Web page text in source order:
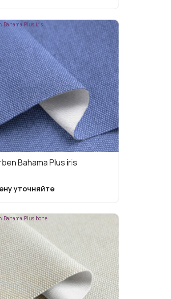
Bahama-Plus-iris
Bahama Plus iris
уточняйте
Bahama-Plus-bone